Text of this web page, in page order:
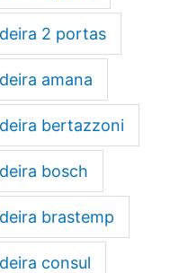
2 portas
amana
bertazzoni
bosch
brastemp
consul